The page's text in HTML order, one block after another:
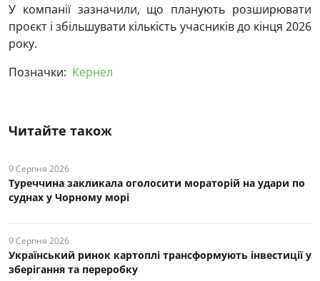
У компанії зазначили, що планують розширювати
проєкт і збільшувати кількість учасників до кінця 2026
року.
Позначки: Кернел
Читайте також
9 Серпня 2026
Туреччина закликала оголосити мораторій на удари по
суднах у Чорному морі
9 Серпня 2026
Український ринок картоплі трансформують інвестиції у
зберігання та переробку